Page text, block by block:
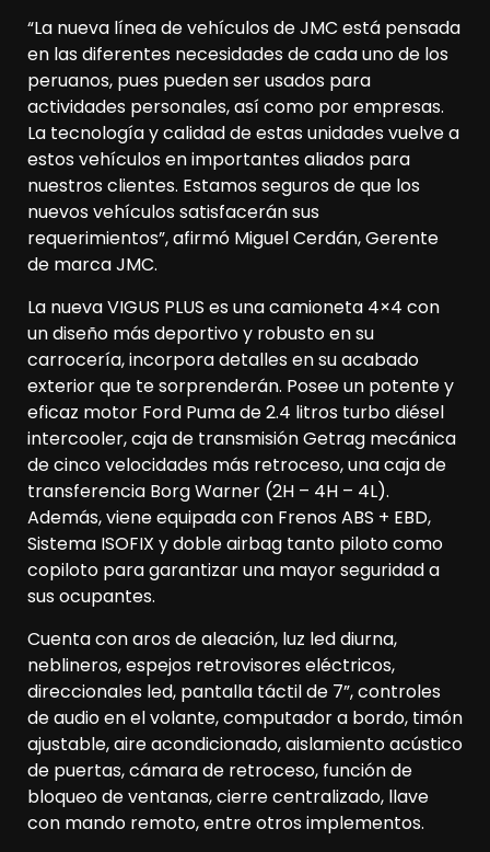
“La nueva línea de vehículos de JMC está pensada
en las diferentes necesidades de cada uno de los
peruanos, pues pueden ser usados para
actividades personales, así como por empresas.
La tecnología y calidad de estas unidades vuelve a
estos vehículos en importantes aliados para
nuestros clientes. Estamos seguros de que los
nuevos vehículos satisfacerán sus
requerimientos”, afirmó Miguel Cerdán, Gerente
de marca JMC.
La nueva VIGUS PLUS es una camioneta 4×4 con
un diseño más deportivo y robusto en su
carrocería, incorpora detalles en su acabado
exterior que te sorprenderán. Posee un potente y
eficaz motor Ford Puma de 2.4 litros turbo diésel
intercooler, caja de transmisión Getrag mecánica
de cinco velocidades más retroceso, una caja de
transferencia Borg Warner (2H – 4H – 4L).
Además, viene equipada con Frenos ABS + EBD,
Sistema ISOFIX y doble airbag tanto piloto como
copiloto para garantizar una mayor seguridad a
sus ocupantes.
Cuenta con aros de aleación, luz led diurna,
neblineros, espejos retrovisores eléctricos,
direccionales led, pantalla táctil de 7”, controles
de audio en el volante, computador a bordo, timón
ajustable, aire acondicionado, aislamiento acústico
de puertas, cámara de retroceso, función de
bloqueo de ventanas, cierre centralizado, llave
con mando remoto, entre otros implementos.